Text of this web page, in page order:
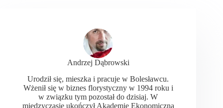
Andrzej Dąbrowski
Urodził się, mieszka i pracuje w Bolesławcu.
Wżenił się w biznes florystyczny w 1994 roku i
w związku tym pozostał do dzisiaj. W
międzyczasie ukończył Akademię Ekonomiczną